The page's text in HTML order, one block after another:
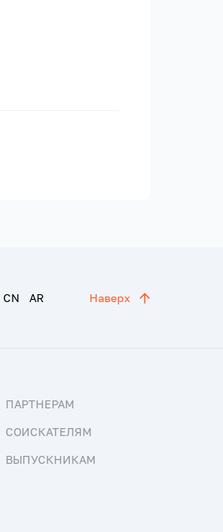
CN AR Наверх
ПАРТНЕРАМ
СОИСКАТЕЛЯМ
ВЫПУСКНИКАМ